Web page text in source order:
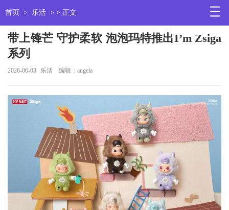
首页 > 乐活 > > 正文
带上锋芒 守护柔软 泡泡玛特推出I’m Zsiga
系列
2026-06-03 乐活 编辑：angela